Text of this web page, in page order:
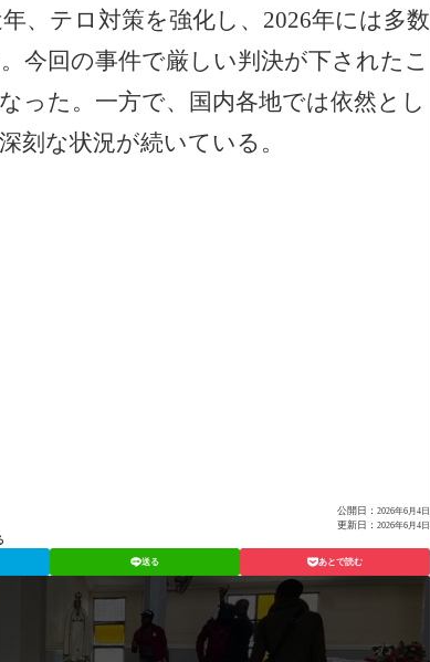
、テロ対策を強化し、2026年には多数
今回の事件で厳しい判決が下されたこ
った。一方で、国内各地では依然とし
刻な状況が続いている。
公開日： 2026年6月4日
更新日： 2026年6月4日
送る あとで読む